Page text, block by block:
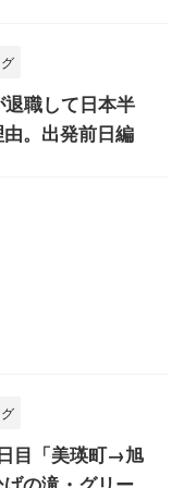
職して日本半
。出発前日編
目「美瑛町→旭